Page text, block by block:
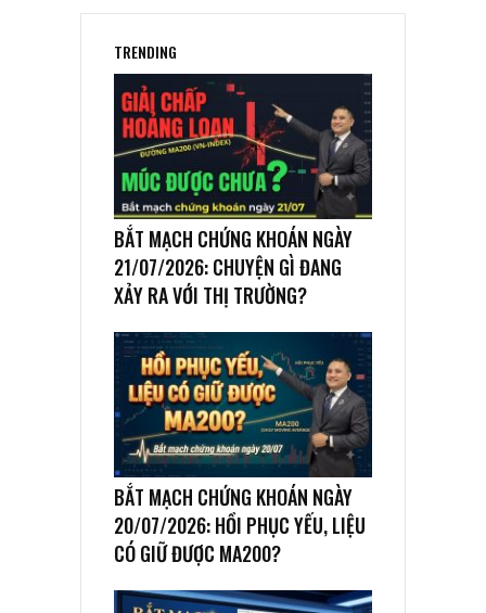
TRENDING
BẮT MẠCH CHỨNG KHOÁN NGÀY
21/07/2026: CHUYỆN GÌ ĐANG
XẢY RA VỚI THỊ TRƯỜNG?
BẮT MẠCH CHỨNG KHOÁN NGÀY
20/07/2026: HỒI PHỤC YẾU, LIỆU
CÓ GIỮ ĐƯỢC MA200?